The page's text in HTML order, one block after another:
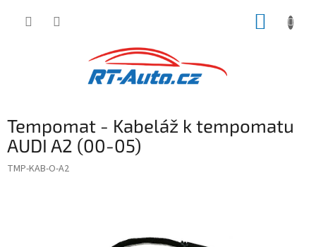
Tempomat - Kabeláž k tempomatu
AUDI A2 (00-05)
TMP-KAB-O-A2